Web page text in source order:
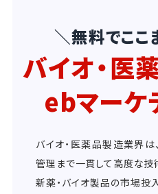
＼無料でここ
バイオ・医
ebマーケ
バイオ・医薬品製造業界
管理まで一貫して高度な技
新薬・バイオ製品の市場